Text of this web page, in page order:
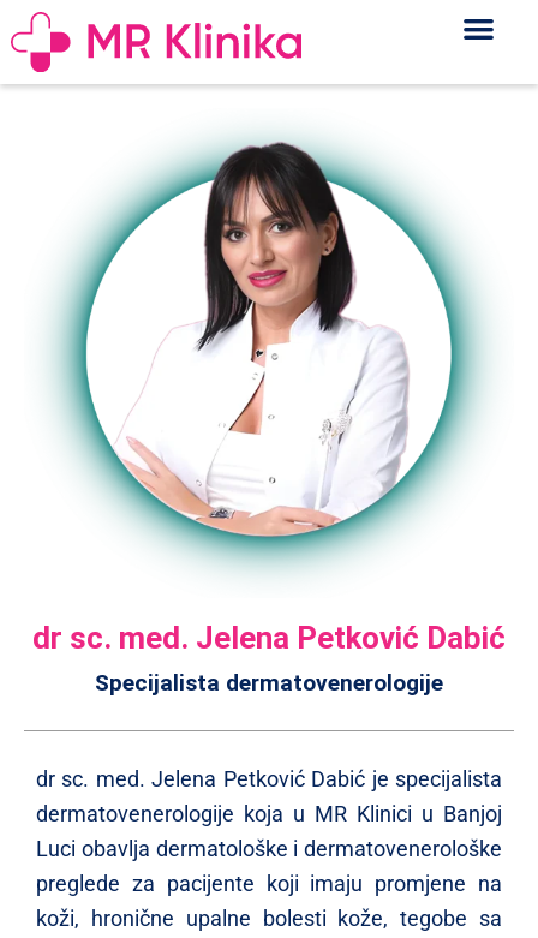
dr sc. med. Jelena Petković Dabić
Specijalista dermatovenerologije
dr sc. med. Jelena Petković Dabić je specijalista
dermatovenerologije koja u MR Klinici u Banjoj
Luci obavlja dermatološke i dermatovenerološke
preglede za pacijente koji imaju promjene na
koži, hronične upalne bolesti kože, tegobe sa